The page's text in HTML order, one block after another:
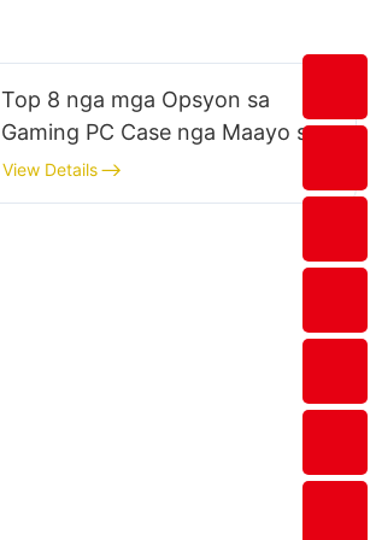
Top 8 nga mga Opsyon sa
Gaming PC Case nga Maayo sa
Gagmay nga mga Kwarto
View Details